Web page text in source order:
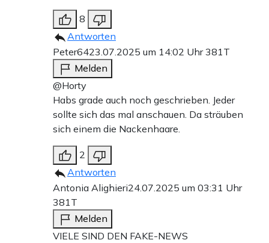
8
Antworten
Peter6423.07.2025 um 14:02 Uhr381T
Melden
@Horty
Habs grade auch noch geschrieben. Jeder
sollte sich das mal anschauen. Da sträuben
sich einem die Nackenhaare.
2
Antworten
Antonia Alighieri24.07.2025 um 03:31 Uhr
381T
Melden
VIELE SIND DEN FAKE-NEWS